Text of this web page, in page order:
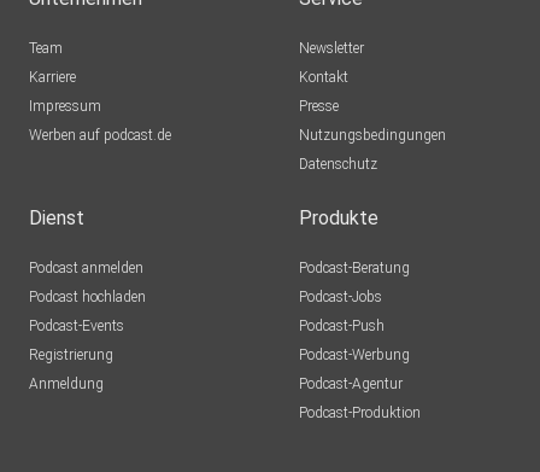
Team
Karriere
Impressum
Werben auf podcast.de
Newsletter
Kontakt
Presse
Nutzungsbedingungen
Datenschutz
Dienst
Podcast anmelden
Podcast hochladen
Podcast-Events
Registrierung
Anmeldung
Produkte
Podcast-Beratung
Podcast-Jobs
Podcast-Push
Podcast-Werbung
Podcast-Agentur
Podcast-Produktion